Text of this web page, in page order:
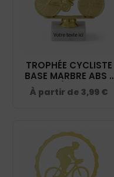
TROPHÉE CYCLISTE
BASE MARBRE ABS -
56/ABS13
À partir de 3,99 €